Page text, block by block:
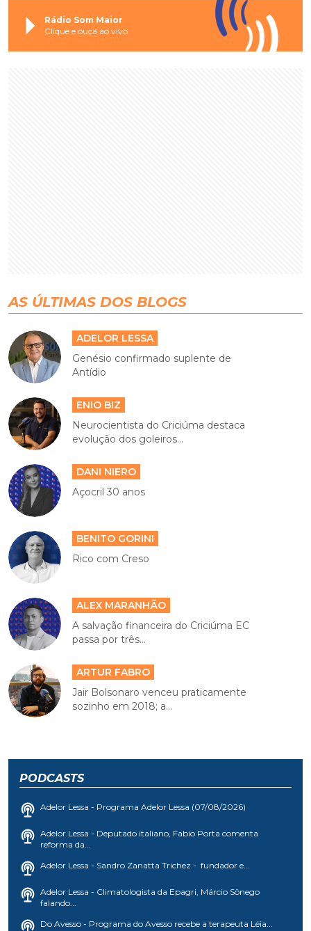
Rádio Som Maior
Clique e ouça ao vivo
AS ÚLTIMAS DOS BLOGS
ADELOR LESSA
Genésio confirmado suplente de
Antídio
ENIO BIZ
Neurocientista do Criciúma destaca
evolução dos goleiros...
DANI NIERO
Açocril 30 anos
BENITO GORINI
Rico com Creso
ALEX MARANHÃO
A salvação financeira do Criciúma EC
passa por três...
ARTUR FABRO
Jair Bolsonaro venceu praticamente
sozinho em 2018; a...
PODCASTS
Adelor Lessa - Programa Adelor Lessa (07/08/2026)
Adelor Lessa - Deputado italiano, Fabio Porta comenta
reforma da...
Adelor Lessa - Sandro Zanatta Trichez - fundador e...
Adelor Lessa - Climatologista da Epagri, Márcio Sônego
falando...
Do Avesso - Programa do Avesso recebe a terapeuta Léia...